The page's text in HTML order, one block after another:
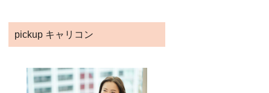
pickup キャリコン